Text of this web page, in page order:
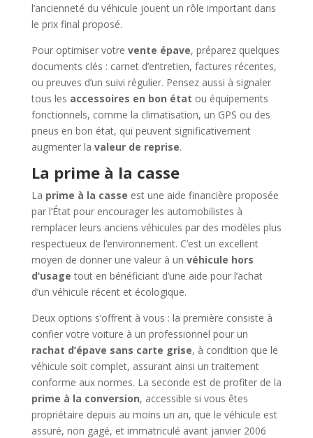
l’ancienneté du véhicule jouent un rôle important dans
le prix final proposé.
Pour optimiser votre vente épave, préparez quelques
documents clés : carnet d’entretien, factures récentes,
ou preuves d’un suivi régulier. Pensez aussi à signaler
tous les accessoires en bon état ou équipements
fonctionnels, comme la climatisation, un GPS ou des
pneus en bon état, qui peuvent significativement
augmenter la valeur de reprise.
La prime à la casse
La prime à la casse est une aide financière proposée
par l’État pour encourager les automobilistes à
remplacer leurs anciens véhicules par des modèles plus
respectueux de l’environnement. C’est un excellent
moyen de donner une valeur à un véhicule hors
d’usage tout en bénéficiant d’une aide pour l’achat
d’un véhicule récent et écologique.
Deux options s’offrent à vous : la première consiste à
confier votre voiture à un professionnel pour un
rachat d’épave sans carte grise, à condition que le
véhicule soit complet, assurant ainsi un traitement
conforme aux normes. La seconde est de profiter de la
prime à la conversion, accessible si vous êtes
propriétaire depuis au moins un an, que le véhicule est
assuré, non gagé, et immatriculé avant janvier 2006